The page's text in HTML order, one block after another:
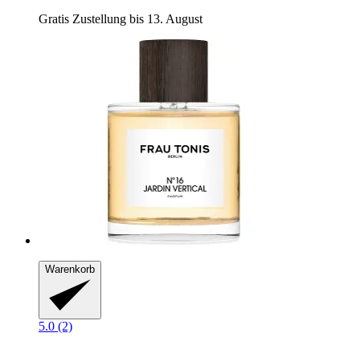
Gratis Zustellung bis 13. August
Warenkorb
5.0 (2)